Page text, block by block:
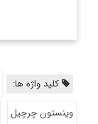
کلید واژه ها:
وینستون چرچیل